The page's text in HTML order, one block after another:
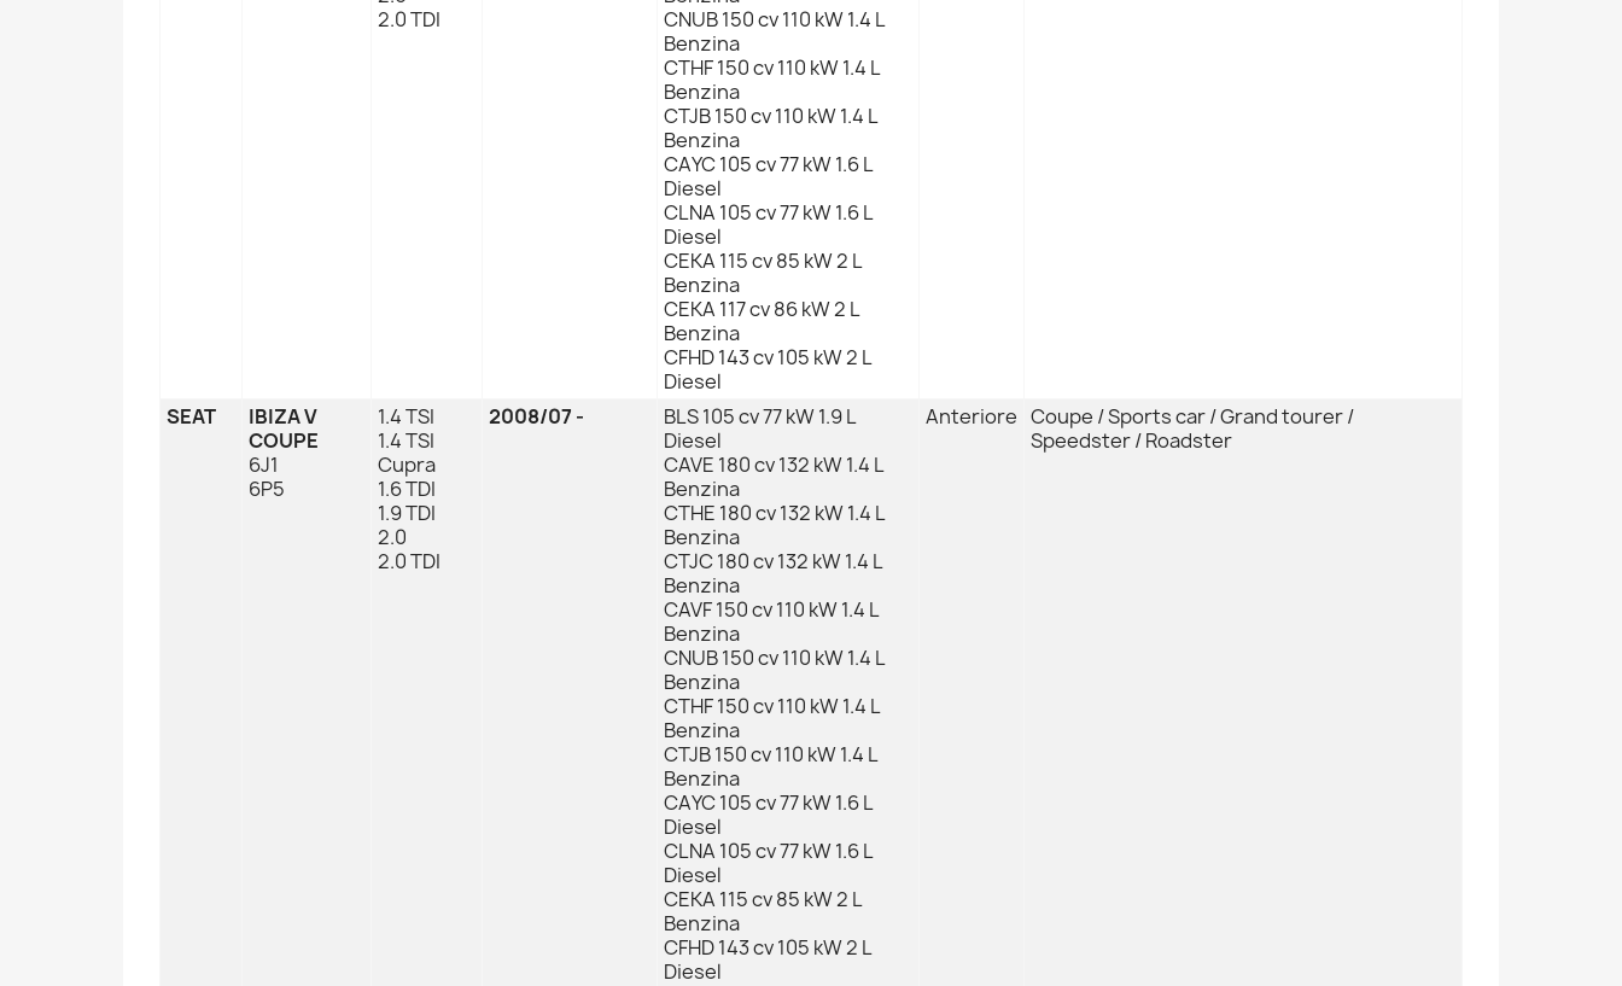
2.0 TDI
CNUB 150 cv 110 kW 1.4 L
Benzina
CTHF 150 cv 110 kW 1.4 L
Benzina
CTJB 150 cv 110 kW 1.4 L
Benzina
CAYC 105 cv 77 kW 1.6 L
Diesel
CLNA 105 cv 77 kW 1.6 L
Diesel
CEKA 115 cv 85 kW 2 L
Benzina
CEKA 117 cv 86 kW 2 L
Benzina
CFHD 143 cv 105 kW 2 L
Diesel
SEAT
IBIZA V
COUPE
6J1
6P5
1.4 TSI
1.4 TSI
Cupra
1.6 TDI
1.9 TDI
2.0
2.0 TDI
2008/07 -
BLS 105 cv 77 kW 1.9 L
Diesel
CAVE 180 cv 132 kW 1.4 L
Benzina
CTHE 180 cv 132 kW 1.4 L
Benzina
CTJC 180 cv 132 kW 1.4 L
Benzina
CAVF 150 cv 110 kW 1.4 L
Benzina
CNUB 150 cv 110 kW 1.4 L
Benzina
CTHF 150 cv 110 kW 1.4 L
Benzina
CTJB 150 cv 110 kW 1.4 L
Benzina
CAYC 105 cv 77 kW 1.6 L
Diesel
CLNA 105 cv 77 kW 1.6 L
Diesel
CEKA 115 cv 85 kW 2 L
Benzina
CFHD 143 cv 105 kW 2 L
Diesel
Anteriore Coupe / Sports car / Grand tourer /
Speedster / Roadster